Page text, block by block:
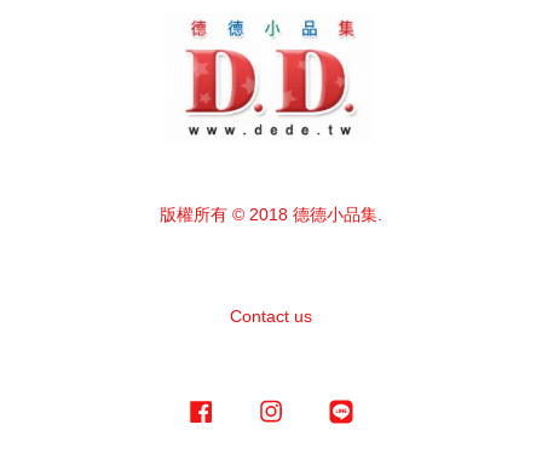
版權所有 © 2018 德德小品集.
Contact us
Facebook Instagram